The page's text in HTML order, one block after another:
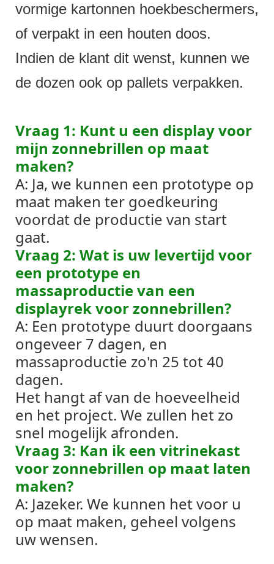
vormige kartonnen hoekbeschermers,
of verpakt in een houten doos.
Indien de klant dit wenst, kunnen we
de dozen ook op pallets verpakken.
Vraag 1: Kunt u een display voor
mijn zonnebrillen op maat
maken?
A: Ja, we kunnen een prototype op
maat maken ter goedkeuring
voordat de productie van start
gaat.
Vraag 2: Wat is uw levertijd voor
een prototype en
massaproductie van een
displayrek voor zonnebrillen?
A: Een prototype duurt doorgaans
ongeveer 7 dagen, en
massaproductie zo'n 25 tot 40
dagen.
Het hangt af van de hoeveelheid
en het project. We zullen het zo
snel mogelijk afronden.
Vraag 3: Kan ik een vitrinekast
voor zonnebrillen op maat laten
maken?
A: Jazeker. We kunnen het voor u
op maat maken, geheel volgens
uw wensen.